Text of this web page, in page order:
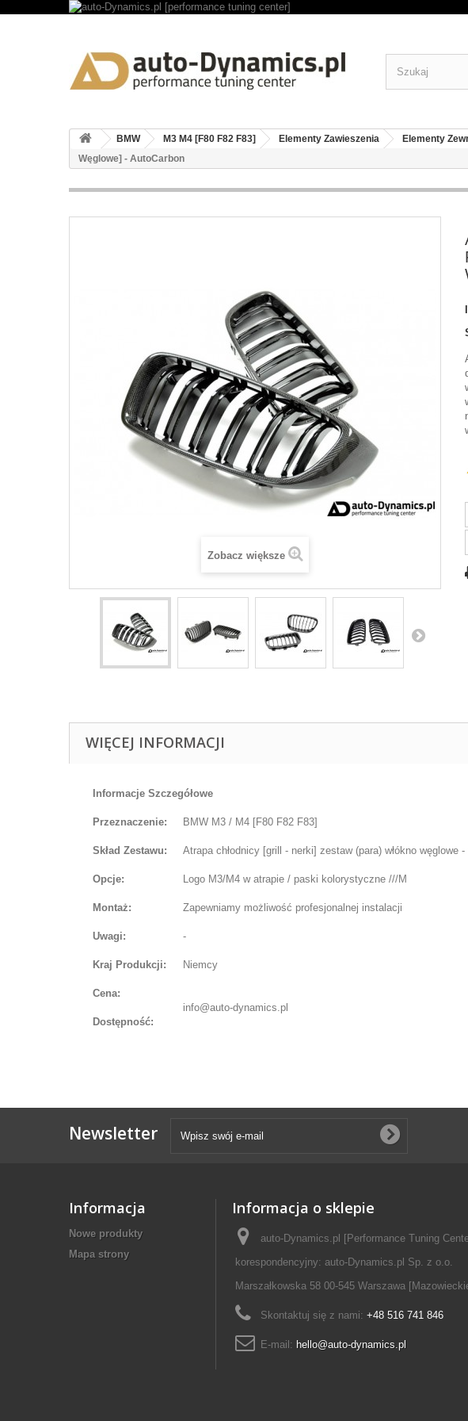
BMW M3 M4 [F80 F82 F83] Elementy Zawieszenia Elementy
Węglowe] - AutoCarbon
Zobacz większe
WIĘCEJ INFORMACJI
Informacje Szczegółowe
Przeznaczenie: BMW M3 / M4 [F80 F82 F83]
Skład Zestawu: Atrapa chłodnicy [grill - nerki] zestaw (para) włókno węglowe -
Opcje: Logo M3/M4 w atrapie / paski kolorystyczne ///M
Montaż: Zapewniamy możliwość profesjonalnej instalacji
Uwagi: -
Kraj Produkcji: Niemcy
Cena:
info@auto-dynamics.pl
Dostępność:
Newsletter
Informacja
Nowe produkty
Mapa strony
Informacja o sklepie
auto-Dynamics.pl [Performance Tuning
korespondencyjny: auto-Dynamics.pl Sp. z o.o.
Marszałkowska 58 00-545 Warszawa
Skontaktuj się z nami: +48 516 741 846
E-mail: hello@auto-dynamics.pl